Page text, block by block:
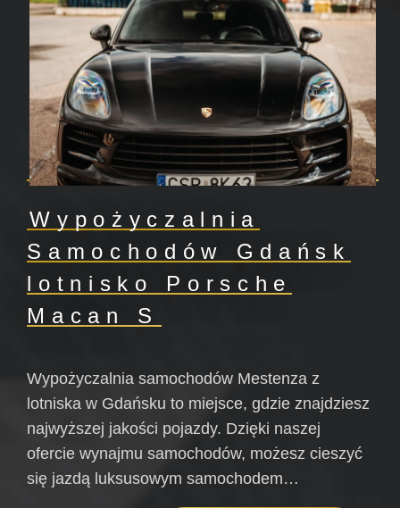
Wypożyczalnia
Samochodów Gdańsk
lotnisko Porsche
Macan S
Wypożyczalnia samochodów Mestenza z
lotniska w Gdańsku to miejsce, gdzie znajdziesz
najwyższej jakości pojazdy. Dzięki naszej
ofercie wynajmu samochodów, możesz cieszyć
się jazdą luksusowym samochodem…